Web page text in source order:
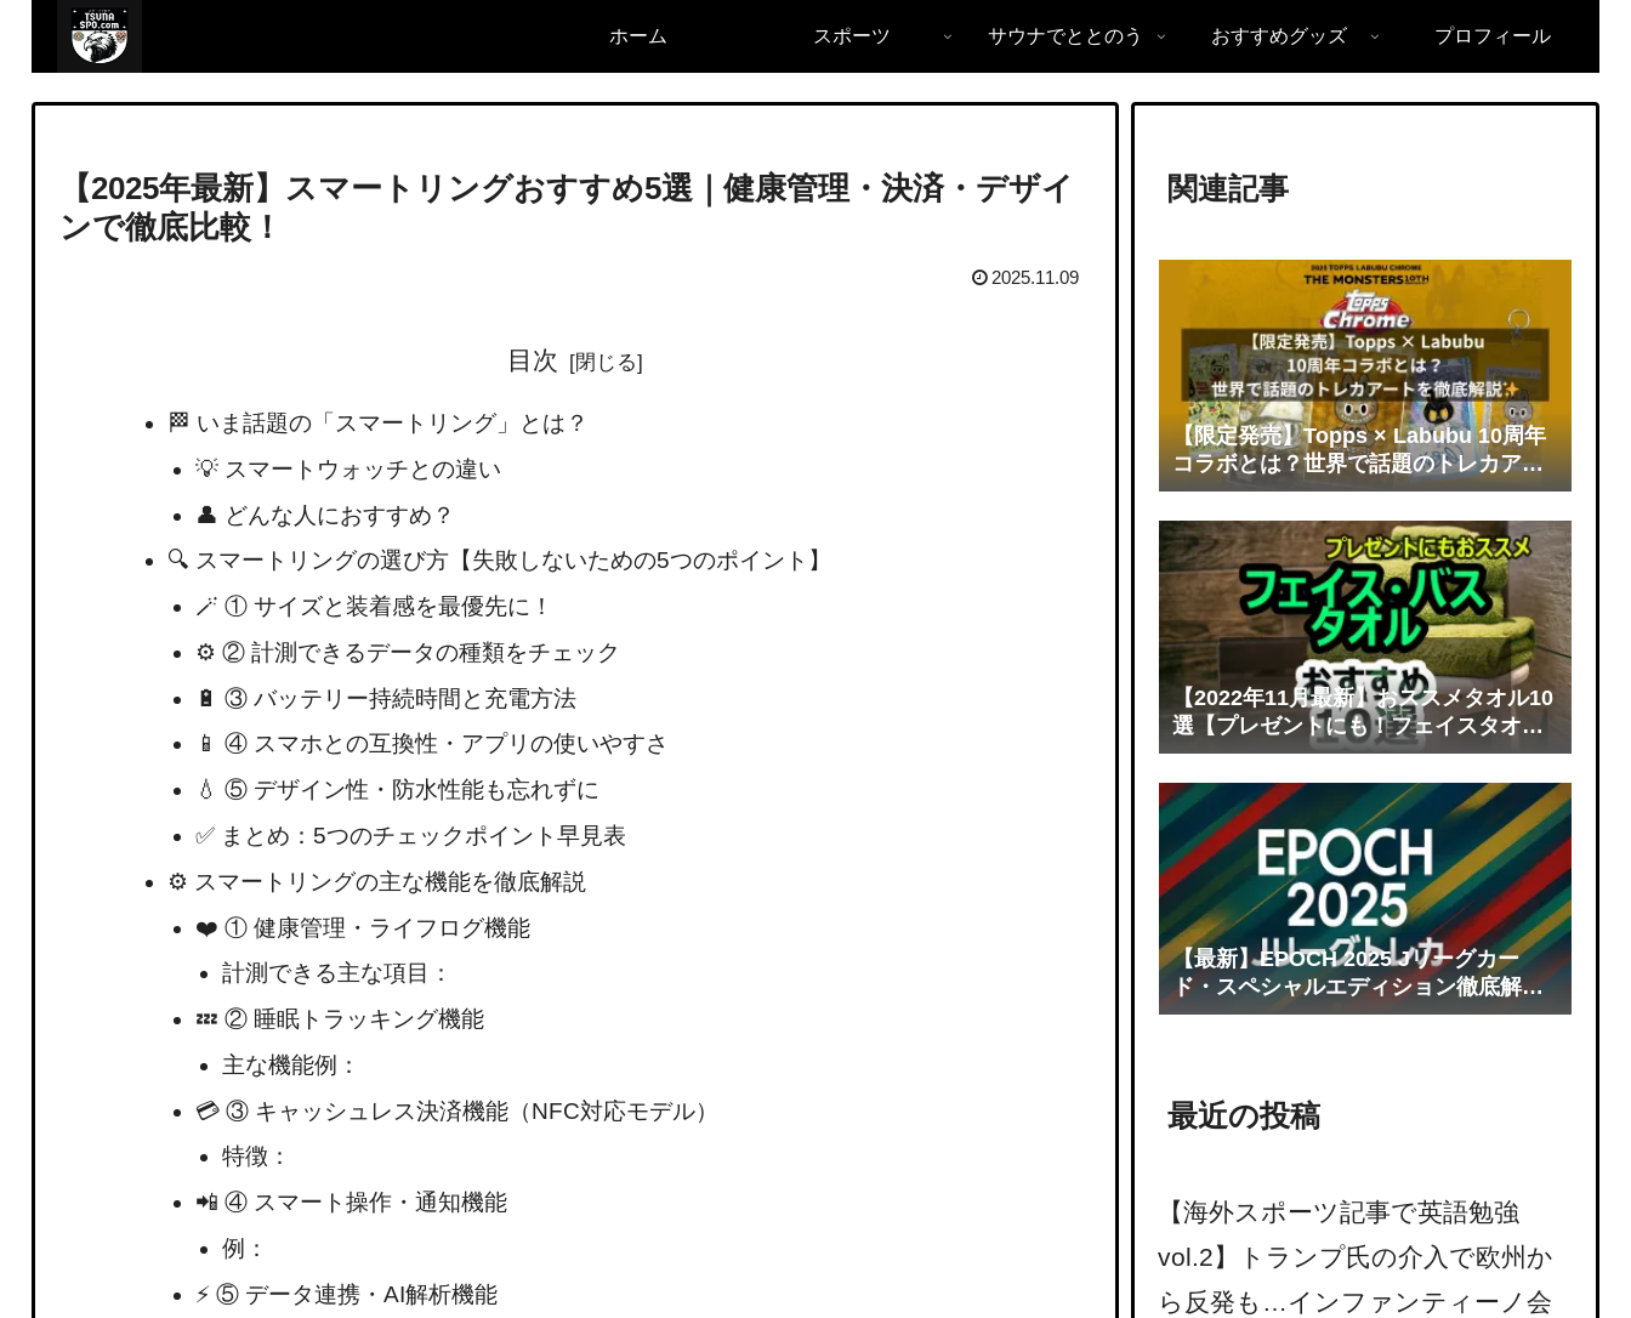
ホーム スポーツ サウナでととのう おすすめグッズ プロフィール
【2025年最新】スマートリングおすすめ5選｜健康管理・決済・デザイ
ンで徹底比較！
2025.11.09
目次
🏁 いま話題の「スマートリング」とは？
💡 スマートウォッチとの違い
👤 どんな人におすすめ？
🔍 スマートリングの選び方【失敗しないための5つのポイント】
🪄 ① サイズと装着感を最優先に！
⚙️ ② 計測できるデータの種類をチェック
🔋 ③ バッテリー持続時間と充電方法
📱 ④ スマホとの互換性・アプリの使いやすさ
💧 ⑤ デザイン性・防水性能も忘れずに
✅ まとめ：5つのチェックポイント早見表
⚙️ スマートリングの主な機能を徹底解説
❤️ ① 健康管理・ライフログ機能
計測できる主な項目：
💤 ② 睡眠トラッキング機能
主な機能例：
💳 ③ キャッシュレス決済機能（NFC対応モデル）
特徴：
📲 ④ スマート操作・通知機能
例：
⚡ ⑤ データ連携・AI解析機能
関連記事
【限定発売】Topps × Labubu 10周年
コラボとは？世界で話題のトレカアー
トを徹底解説✨
【2022年11月最新】おススメタオル10
選【プレゼントにも！フェイスタオル
＆バスタオル】
【最新】EPOCH 2025 Jリーグカー
ド・スペシャルエディション徹底解説
｜収録選手・封入率・当たりカードま
最近の投稿
【海外スポーツ記事で英語勉強
vol.2】トランプ氏の介入で欧州か
ら反発も…インファンティーノ会